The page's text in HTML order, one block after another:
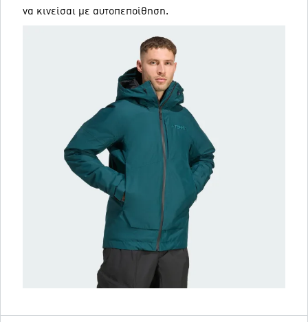
να κινείσαι με αυτοπεποίθηση.